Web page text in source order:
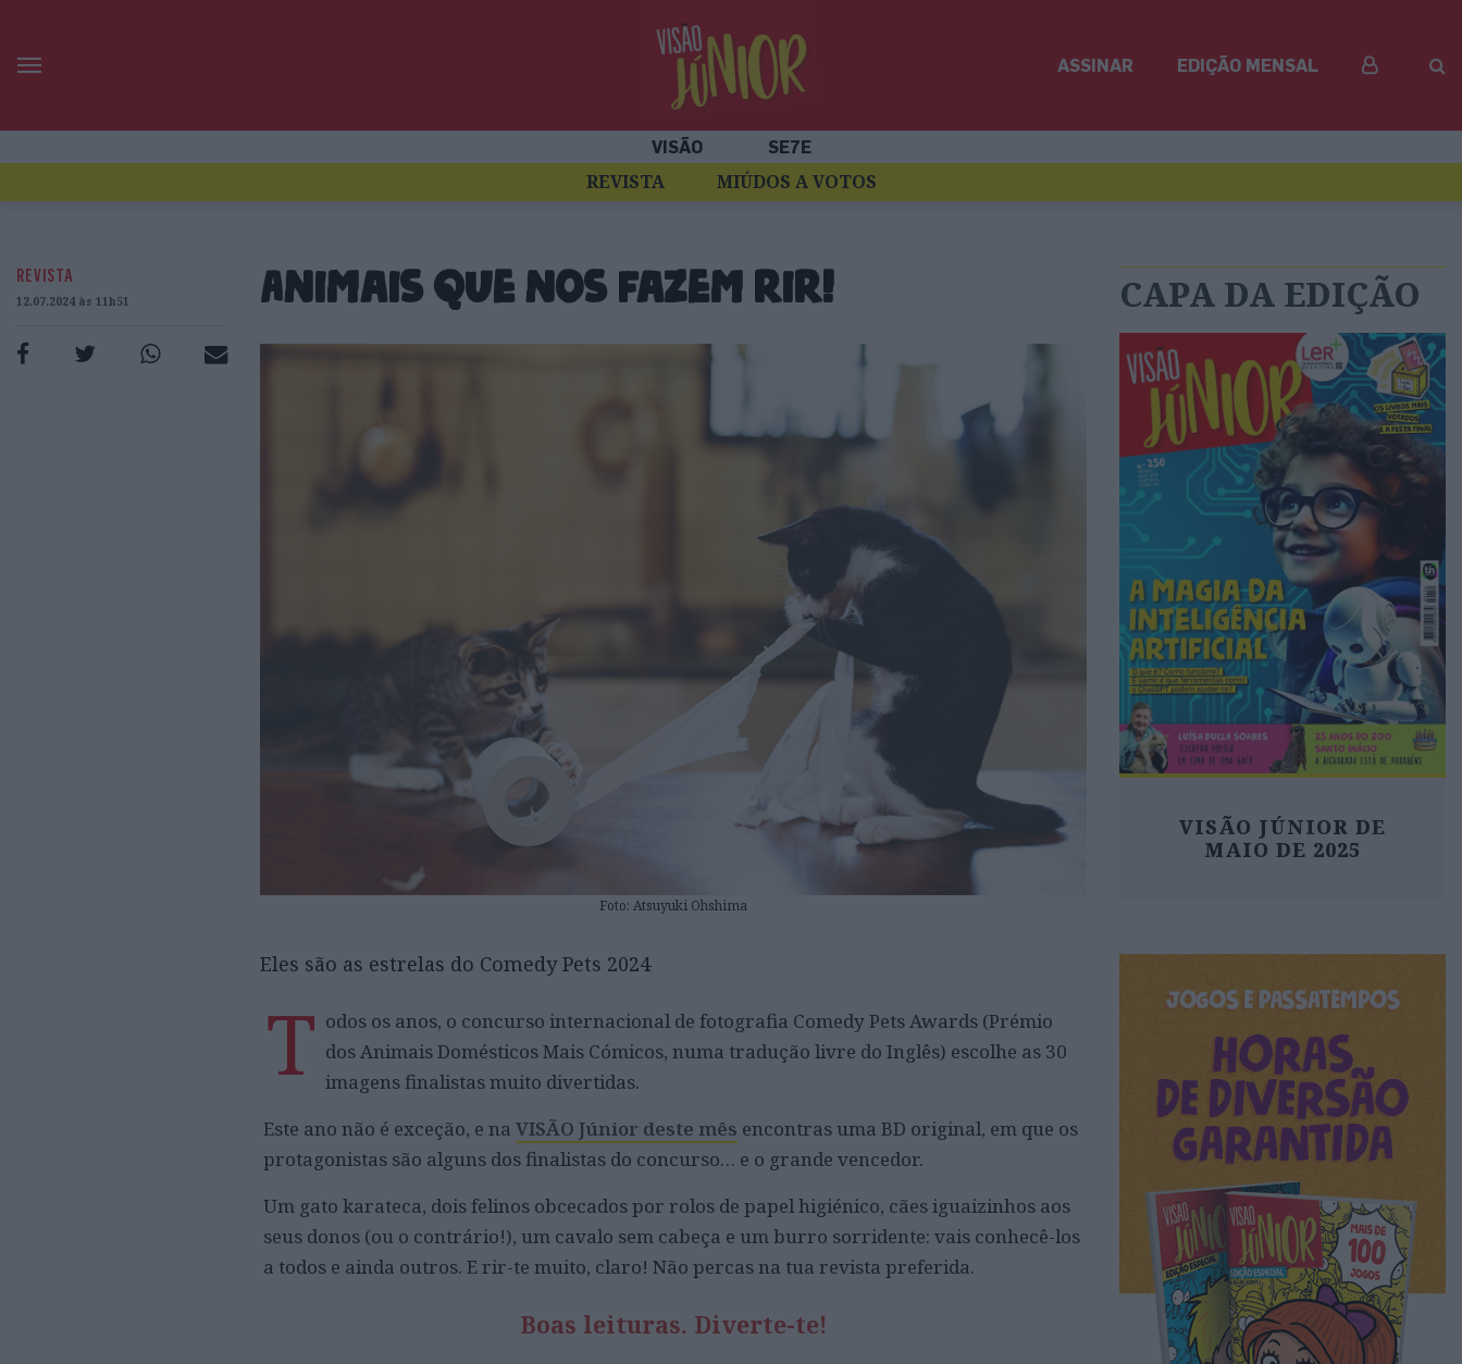
ASSINAR EDIÇÃO MENSAL
VISÃO SE7E
REVISTA MIÚDOS A VOTOS
REVISTA
12.07.2024 às 11h51 Animais que nos fazem rir!
Foto: Atsuyuki Ohshima
Eles são as estrelas do Comedy Pets 2024
T odos os anos, o concurso internacional de fotografia Comedy Pets Awards (Prémio
dos Animais Domésticos Mais Cómicos, numa tradução livre do Inglês) escolhe as 30
imagens finalistas muito divertidas.
Este ano não é exceção, e na VISÃO Júnior deste mês encontras uma BD original, em que os
protagonistas são alguns dos finalistas do concurso… e o grande vencedor.
Um gato karateca, dois felinos obcecados por rolos de papel higiénico, cães iguaizinhos aos
seus donos (ou o contrário!), um cavalo sem cabeça e um burro sorridente: vais conhecê-los
a todos e ainda outros. E rir-te muito, claro! Não percas na tua revista preferida.
Boas leituras. Diverte-te!
CAPA DA EDIÇÃO
VISÃO JÚNIOR DE
MAIO DE 2025